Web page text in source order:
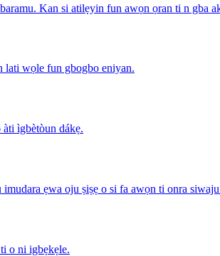
Kan si atilẹyin fun awọn ọran ti n gba
lati wọle fun gbogbo eniyan.
ìgbètòun dákẹ.
ẹwa oju ṣiṣẹ o si fa awọn ti onra
o ni igbẹkẹle.